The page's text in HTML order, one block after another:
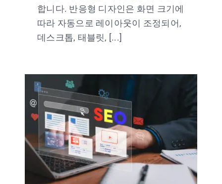
합니다. 반응형 디자인은 화면 크기에
따라 자동으로 레이아웃이 조정되어,
데스크톱, 태블릿, [...]